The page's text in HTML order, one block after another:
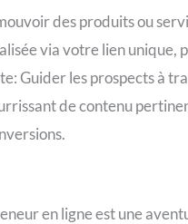
des produits ou
via votre lien unique,
Guider les prospects à
de contenu
en ligne est une